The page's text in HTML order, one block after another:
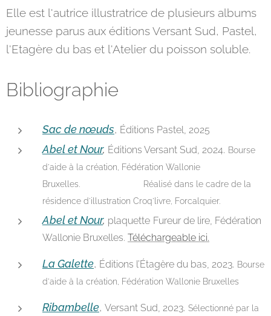
Elle est l'autrice illustratrice de plusieurs albums
jeunesse parus aux éditions Versant Sud, Pastel,
l'Etagère du bas et l'Atelier du poisson soluble.
Bibliographie
Sac de nœuds, Éditions Pastel, 2025
Abel et Nour, Éditions Versant Sud, 2024. Bourse
d'aide à la création, Fédération Wallonie
Bruxelles.
Réalisé dans le cadre de la
résidence d'illustration Croq'livre, Forcalquier.
Abel et Nour, plaquette Fureur de lire, Fédération
Wallonie Bruxelles. Téléchargeable ici.
La Galette, Éditions l’Étagère du bas, 2023. Bourse
d'aide à la création, Fédération Wallonie Bruxelles
Ribambelle, Versant Sud, 2023. Sélectionné par la